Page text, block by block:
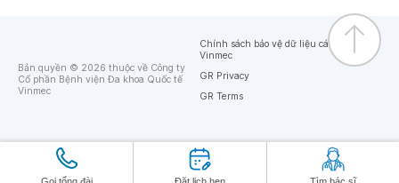
Bản quyền © 2026 thuộc về Công ty
Cổ phần Bệnh viện Đa khoa Quốc tế
Vinmec
Chính sách bảo vệ dữ liệu cá nhân của
Vinmec
GR Privacy
GR Terms